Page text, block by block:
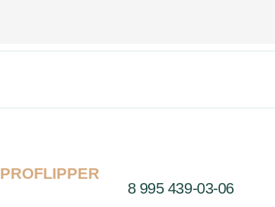
PROFLIPPER
8 995 439-03-06